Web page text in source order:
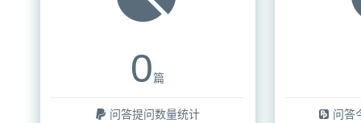
0篇
问答提问数量统计 问答